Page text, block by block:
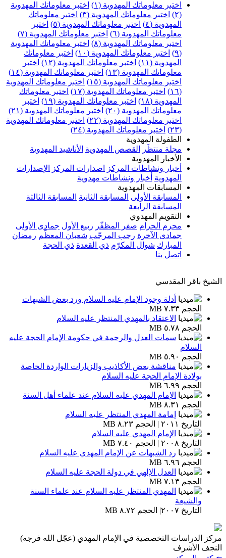
اختبر معلوماتك المهدوية (١)
اختبر معلوماتك المهدوية
(٢)
اختبر معلوماتك المهدوية (٣)
اختبر معلوماتك
المهدوية (٤)
اختبر معلوماتك المهدوية (٥)
اختبر
معلوماتك المهدوية (٦)
اختبر معلوماتك المهدوية (٧)
اختبر معلوماتك المهدوية (٨)
اختبر معلوماتك المهدوية
(٩)
اختبر معلوماتك المهدوية (١٠)
اختبر معلوماتك
المهدوية (١١)
اختبر معلوماتك المهدوية (١٢)
اختبر
معلوماتك المهدوية (١٣)
اختبر معلوماتك المهدوية (١٤)
اختبر معلوماتك المهدوية (١٥)
اختبر معلوماتك المهدوية
(١٦)
اختبر معلوماتك المهدوية (١٧)
اختبر معلوماتك
المهدوية (١٨)
اختبر معلوماتك المهدوية (١٩)
اختبر
معلوماتك المهدوية (٢٠)
اختبر معلوماتك المهدوية (٢١)
اختبر معلوماتك المهدوية (٢٢)
اختبر معلوماتك المهدوية
(٢٣)
اختبر معلوماتك المهدوية (٢٤)
الطفولة المهدوية
مجلة منتظَر
القصص المهدوية الأناشيد المهدوية
الأخبار المهدوية
أخبار ونشاطات المركز
اصدارات المركز
الإصدارات
المهدوية أخبار ونشاطات مهدوية
المسابقات المهدوية
المسابقة الأولى المسابقة الثانية المسابقة الثالثة
المسابقة الرابعة
التقويم المهدوي
محرم الحرام صفر المظفّر ربيع الأول جمادى الأولى
جمادى الآخرة رجب المرجّب شعبان المعظّم رمضان
المبارك شوال المكرّم ذي القعدة ذي الحجة
اتصل بنا
الشيخ باقر المقدسي
أدلة وجود الإمام عليه السلام ورد بعض الشبهات
الحجم ٧.٣٣ MB
الاعتقاد بالمهدي المنتظر عليه السلام
الحجم ٥.٧٨ MB
سمات العدل والرحمة في حكومة الإمام الحجة عليه
السلام
الحجم ٥.٩٠ MB
مناقشة بعض الأكاذيب والزيارات الواردة الخاصة
بولادة الإمام الحجة عليه السلام
الحجم ٦.٩٩ MB
الإمام المهدي عليه السلام عند علماء أهل السنة
الحجم ٨.٣١ MB
إمامة المهدي المنتظر عليه السلام
التاريخ ٢٠١١ | الحجم ٨.٢٣ MB
الإمام المهدي عليه السلام
التاريخ ٢٠٠٨ | الحجم ٧.٤٠ MB
رد الشبهات عن الإمام المهدي عليه السلام
الحجم ٦.٩٦ MB
العدل الإلهي في دولة الحجة عليه السلام
الحجم ٧.١٣ MB
المهدي المنتظر عليه السلام عند علماء السنة
والشيعة
التاريخ ٢٠٠٧| الحجم ٨.٧٢ MB
مركز الدراسات التخصصية في الإمام المهدي (عجّل الله فرجه)
النجف الأشرف